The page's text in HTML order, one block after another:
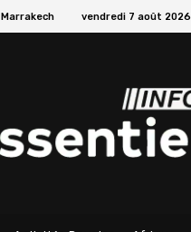
Marrakech vendredi 7 août 2026